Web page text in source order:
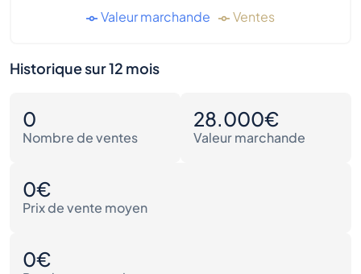
Valeur marchande Ventes
Historique sur 12 mois
0
Nombre de ventes
28.000€
Valeur marchande
0€
Prix de vente moyen
0€